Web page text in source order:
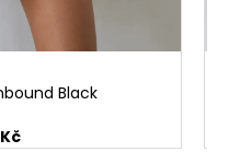
Black